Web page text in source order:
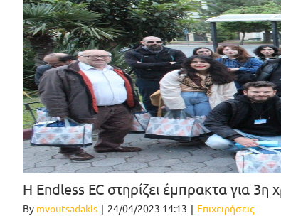
Η Endless EC στηρίζει έμπρακτα για 3η
By mvoutsadakis | 24/04/2023 14:13 | Επιχειρήσεις